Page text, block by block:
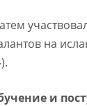
на
и